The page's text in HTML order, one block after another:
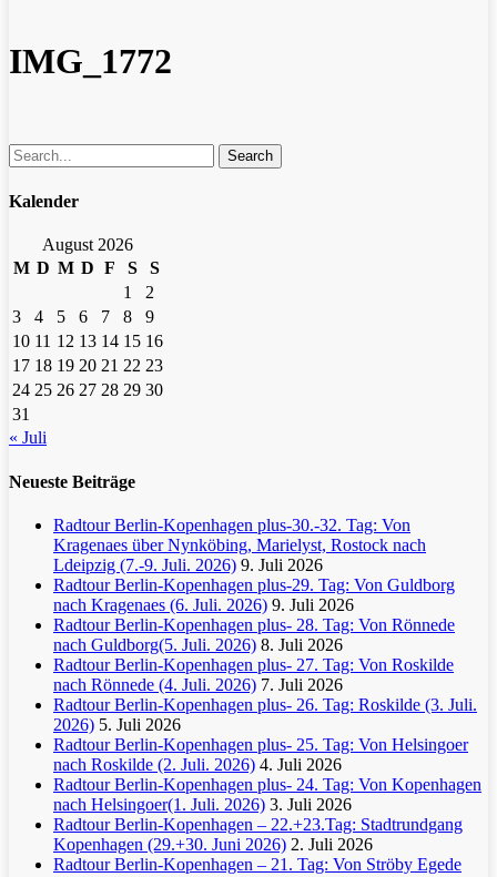
IMG_1772
Search
Kalender
August 2026
M D M D F S
S
1
2
3
4 5 6 7 8
9
10 11 12 13 14 15 16
17 18 19 20 21 22 23
24 25 26 27 28 29 30
31
« Juli
Neueste Beiträge
Radtour Berlin-Kopenhagen plus-30.-32. Tag: Von
Kragenaes über Nynköbing, Marielyst, Rostock nach
Ldeipzig (7.-9. Juli. 2026) 9. Juli 2026
Radtour Berlin-Kopenhagen plus-29. Tag: Von Guldborg
nach Kragenaes (6. Juli. 2026) 9. Juli 2026
Radtour Berlin-Kopenhagen plus- 28. Tag: Von Rönnede
nach Guldborg(5. Juli. 2026) 8. Juli 2026
Radtour Berlin-Kopenhagen plus- 27. Tag: Von Roskilde
nach Rönnede (4. Juli. 2026) 7. Juli 2026
Radtour Berlin-Kopenhagen plus- 26. Tag: Roskilde (3. Juli.
2026) 5. Juli 2026
Radtour Berlin-Kopenhagen plus- 25. Tag: Von Helsingoer
nach Roskilde (2. Juli. 2026) 4. Juli 2026
Radtour Berlin-Kopenhagen plus- 24. Tag: Von Kopenhagen
nach Helsingoer(1. Juli. 2026) 3. Juli 2026
Radtour Berlin-Kopenhagen – 22.+23.Tag: Stadtrundgang
Kopenhagen (29.+30. Juni 2026) 2. Juli 2026
Radtour Berlin-Kopenhagen – 21. Tag: Von Ströby Egede